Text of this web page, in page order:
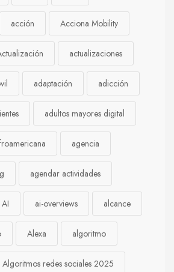
acción Acciona Mobility
actualizaciones
adaptación adicción
adultos mayores digital
agencia
agendar actividades
AI ai-overviews alcance
Alexa algoritmo
Algoritmos redes sociales 2025